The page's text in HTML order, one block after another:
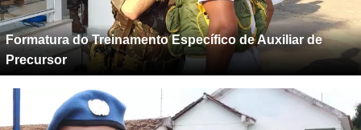
Formatura do Treinamento Específico de Auxiliar de
Precursor